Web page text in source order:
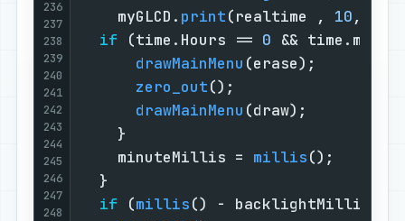
236
237
238
239
240
241
242
243
244
245
246
247
248
    myGLCD.
print(realtime , 10,
if (time.Hours == 0 &&
drawMainMenu
zero_out
drawMainMenu
    }
    minuteMillis =
millis
  }
if (millis() - backlightMillis >